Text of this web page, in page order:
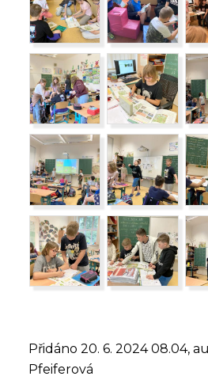
Přidáno 20. 6. 2024 08.04,
Pfeiferová